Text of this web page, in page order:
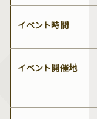
イベント時間
イベント開催地